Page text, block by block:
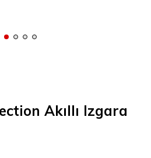
Akıllı Izgara